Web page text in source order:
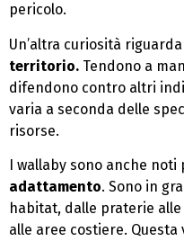
pericolo.
Un’altra curiosità
territorio. Tendono a
difendono contro altri
varia a seconda delle
risorse.
I wallaby sono anche noti
adattamento. Sono in
habitat, dalle praterie
alle aree costiere.